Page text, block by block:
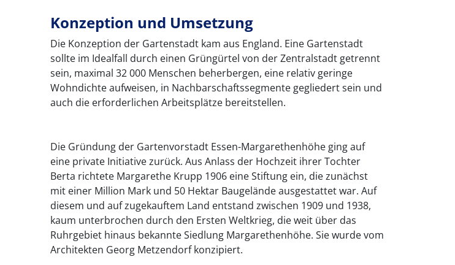
Konzeption und Umsetzung
Die Konzeption der Gartenstadt kam aus England. Eine Gartenstadt
sollte im Idealfall durch einen Grüngürtel von der Zentralstadt getrennt
sein, maximal 32 000 Menschen beherbergen, eine relativ geringe
Wohndichte aufweisen, in Nachbarschaftssegmente gegliedert sein und
auch die erforderlichen Arbeitsplätze bereitstellen.
Die Gründung der Gartenvorstadt Essen-Margarethenhöhe ging auf
eine private Initiative zurück. Aus Anlass der Hochzeit ihrer Tochter
Berta richtete Margarethe Krupp 1906 eine Stiftung ein, die zunächst
mit einer Million Mark und 50 Hektar Baugelände ausgestattet war. Auf
diesem und auf zugekauftem Land entstand zwischen 1909 und 1938,
kaum unterbrochen durch den Ersten Weltkrieg, die weit über das
Ruhrgebiet hinaus bekannte Siedlung Margarethenhöhe. Sie wurde vom
Architekten Georg Metzendorf konzipiert.